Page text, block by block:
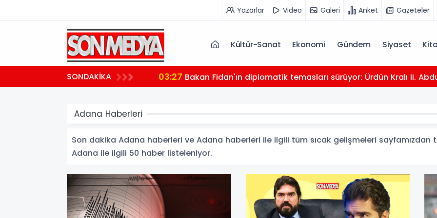
Yazarlar Video Galeri Anket Gazeteler
Kültür-Sanat Ekonomi Gündem Siyaset
SONDAKİKA 03:27 Bakan Fidan'ın diplomatik temasları sürüyor: Ürdün Kralı II.
Adana Haberleri
Son dakika Adana haberleri ve Adana haberleri ile ilgili tüm sıcak gelişmeleri sayfamızdan
Adana ile ilgili 50 haber listeleniyor.